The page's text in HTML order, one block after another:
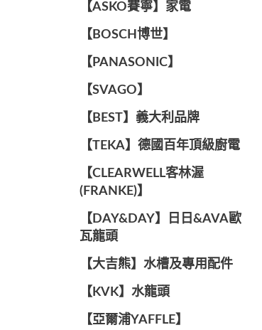
【ASKO賽寧】家電
【BOSCH博世】
️【PANASONIC】️
️【SVAGO】️
️【BEST】️義大利品牌
️【TEKA】️德國百年頂級廚電
️【CLEARWELL客林渥
(FRANKE)】️
️【DAY&DAY】️日日&AVA歐
瓦龍頭
【大吉熊】水槽及專用配件
️【KVK】水龍頭️
【亞爾浦YAFFLE】